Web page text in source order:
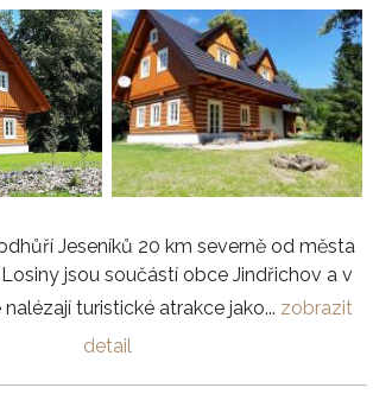
Jeseníků 20 km severně od města
jsou součástí obce Jindřichov a v
turistické atrakce jako... zobrazit
detail